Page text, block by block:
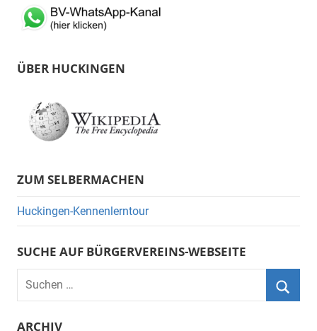
ÜBER HUCKINGEN
ZUM SELBERMACHEN
Huckingen-Kennenlerntour
SUCHE AUF BÜRGERVEREINS-WEBSEITE
Suchen
nach:
ARCHIV